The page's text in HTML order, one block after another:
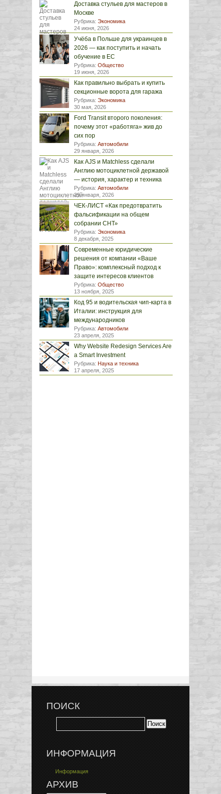
Доставка стульев для мастеров в
Москве
Рубрика: Экономика
24 июня, 2026
Учёба в Польше для украинцев в
2026 — как поступить и начать
обучение в ЕС
Рубрика: Общество
19 июня, 2026
Как правильно выбрать и купить
секционные ворота для гаража
Рубрика: Экономика
30 мая, 2026
Ford Transit второго поколения:
почему этот «работяга» жив до
сих пор
Рубрика: Автомобили
29 января, 2026
Как AJS и Matchless сделали
Англию мотоциклетной державой
— история, характер и техника
Рубрика: Автомобили
29 января, 2026
ЧЕК-ЛИСТ «Как предотвратить
фальсификации на общем
собрании СНТ»
Рубрика: Экономика
8 декабря, 2025
Современные юридические
решения от компании «Ваше
Право»: комплексный подход к
защите интересов клиентов
Рубрика: Общество
13 ноября, 2025
Код 95 и водительская чип-карта в
Италии: инструкция для
международников
Рубрика: Автомобили
23 апреля, 2025
Why Website Redesign Services Are
a Smart Investment
Рубрика: Наука и техника
17 апреля, 2025
ПОИСК
ИНФОРМАЦИЯ
Информация
АРХИВ